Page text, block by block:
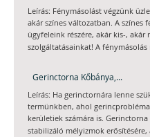
Leírás: Fénymásolást végzünk
akár színes változatban. A színes
ügyfeleink részére, akár kis-,
szolgáltatásainkat! A fénymásolás
Gerinctorna Kőbánya,...
Leírás: Ha gerinctornára lenne
termünkben, ahol
kerületiek számára is.
stabilizáló mélyizmok